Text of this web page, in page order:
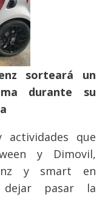
sorteará un
durante su
actividades que
y Dimovil,
y smart en
pasar la